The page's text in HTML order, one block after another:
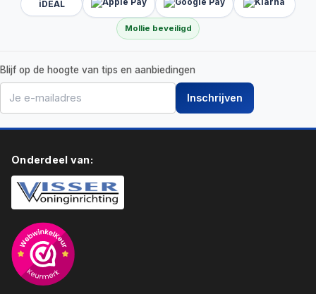
iDEAL
Mollie beveiligd
Blijf op de hoogte van tips en aanbiedingen
Inschrijven
Onderdeel van: